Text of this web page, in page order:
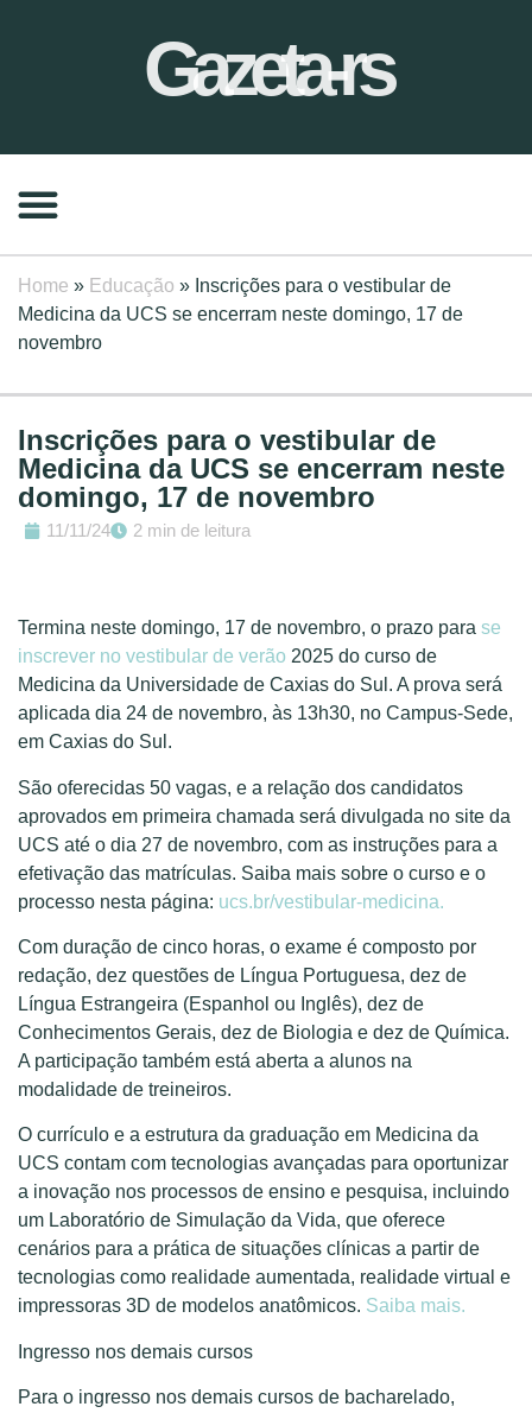
Gazeta-rs
Home » Educação » Inscrições para o vestibular de
Medicina da UCS se encerram neste domingo, 17 de
novembro
Inscrições para o vestibular de
Medicina da UCS se encerram neste
domingo, 17 de novembro
11/11/24 2 min de leitura
Termina neste domingo, 17 de novembro, o prazo para se
inscrever no vestibular de verão 2025 do curso de
Medicina da Universidade de Caxias do Sul. A prova será
aplicada dia 24 de novembro, às 13h30, no Campus-Sede,
em Caxias do Sul.
São oferecidas 50 vagas, e a relação dos candidatos
aprovados em primeira chamada será divulgada no site da
UCS até o dia 27 de novembro, com as instruções para a
efetivação das matrículas. Saiba mais sobre o curso e o
processo nesta página: ucs.br/vestibular-medicina.
Com duração de cinco horas, o exame é composto por
redação, dez questões de Língua Portuguesa, dez de
Língua Estrangeira (Espanhol ou Inglês), dez de
Conhecimentos Gerais, dez de Biologia e dez de Química.
A participação também está aberta a alunos na
modalidade de treineiros.
O currículo e a estrutura da graduação em Medicina da
UCS contam com tecnologias avançadas para oportunizar
a inovação nos processos de ensino e pesquisa, incluindo
um Laboratório de Simulação da Vida, que oferece
cenários para a prática de situações clínicas a partir de
tecnologias como realidade aumentada, realidade virtual e
impressoras 3D de modelos anatômicos. Saiba mais.
Ingresso nos demais cursos
Para o ingresso nos demais cursos de bacharelado,